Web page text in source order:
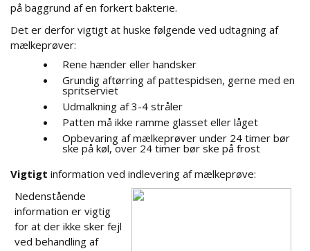
på baggrund af en forkert bakterie.
Det er derfor vigtigt at huske følgende ved udtagning af
mælkeprøver:
Rene hænder eller handsker
Grundig aftørring af pattespidsen, gerne med en
spritserviet
Udmalkning af 3-4 stråler
Patten må ikke ramme glasset eller låget
Opbevaring af mælkeprøver under 24 timer bør
ske på køl, over 24 timer bør ske på frost
Vigtigt information ved indlevering af mælkeprøve:
Nedenstående
information er vigtig
for at der ikke sker fejl
ved behandling af